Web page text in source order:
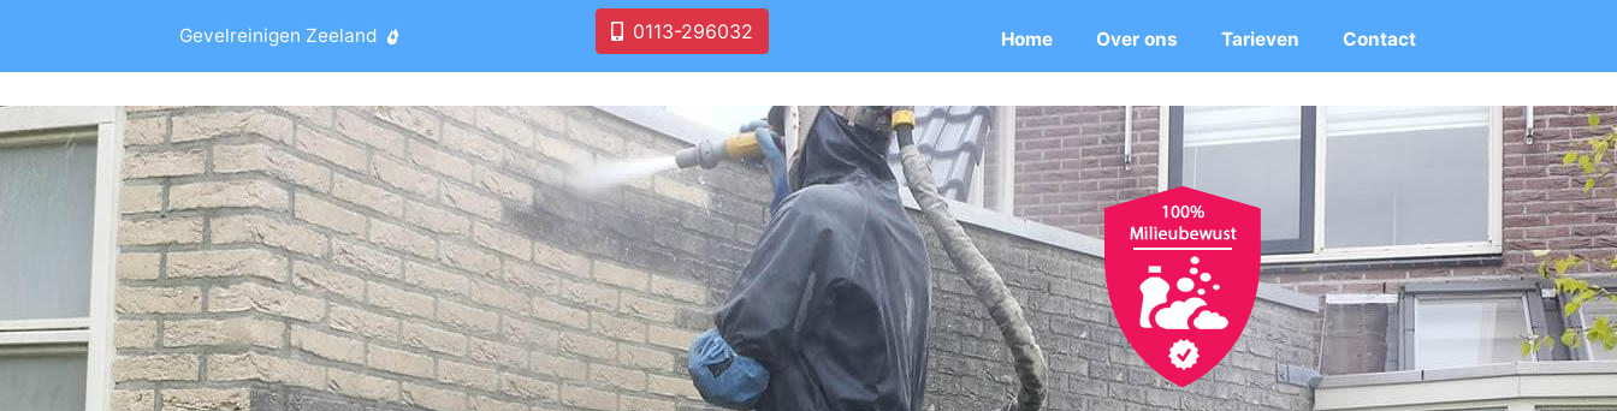
Gevelreinigen Zeeland 0113-296032 Home Over ons Tarieven Contact